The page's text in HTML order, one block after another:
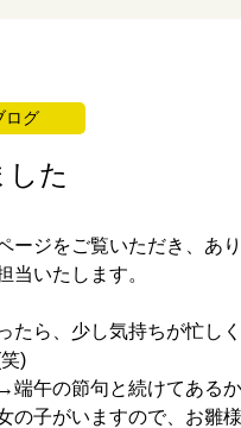
ログ
した
ージをご覧いただき、あ
当いたします。
たら、少し気持ちが忙しく
)
午の節句と続けてあるか
の子がいますので、お雛